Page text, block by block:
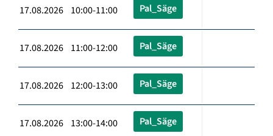
17.08.2026 10:00-11:00 Pal_Säge
17.08.2026 11:00-12:00 Pal_Säge
17.08.2026 12:00-13:00 Pal_Säge
17.08.2026 13:00-14:00 Pal_Säge